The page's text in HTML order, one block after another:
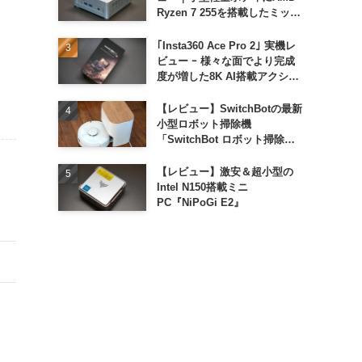
Ryzen 7 255を搭載したミッド
｢Insta360 Ace Pro 2｣ 実機レ
ビュー ｰ 様々な面でより完成
度が増した8K AI搭載アクショ
【レビュー】SwitchBotの最新
小型ロボット掃除機
「SwitchBot ロボット掃除機
【レビュー】激安＆超小型の
Intel N150搭載ミニ
PC『NiPoGi E2』